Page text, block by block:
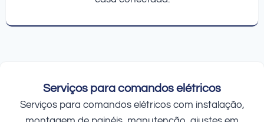
Serviços para comandos elétricos
Serviços para comandos elétricos com instalação,